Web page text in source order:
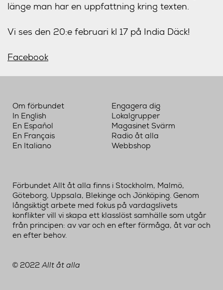
länge man har en uppfattning kring texten.
Vi ses den 20:e februari kl 17 på India Däck!
Facebook
Om förbundet
In English
En Español
En Français
En Italiano
Engagera dig
Lokalgrupper
Magasinet Svärm
Radio åt alla
Webbshop
Förbundet Allt åt alla finns i Stockholm, Malmö,
Göteborg, Uppsala, Blekinge och Jönköping. Genom
långsiktigt arbete med fokus på vardagslivets
konflikter vill vi skapa ett klasslöst samhälle som utgår
från principen: av var och en efter förmåga, åt var och
en efter behov.
© 2022Allt åt alla